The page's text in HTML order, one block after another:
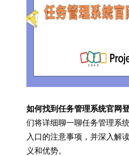
如何找到任务管理系统官网
们将详细聊一聊任务管理系
入口的注意事项，并深入解
义和优势。